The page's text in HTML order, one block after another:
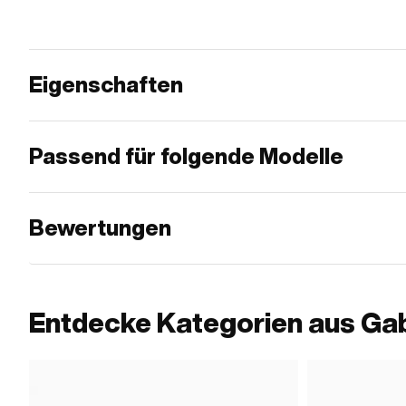
Eigenschaften
Passend für folgende Modelle
Bewertungen
Entdecke Kategorien aus